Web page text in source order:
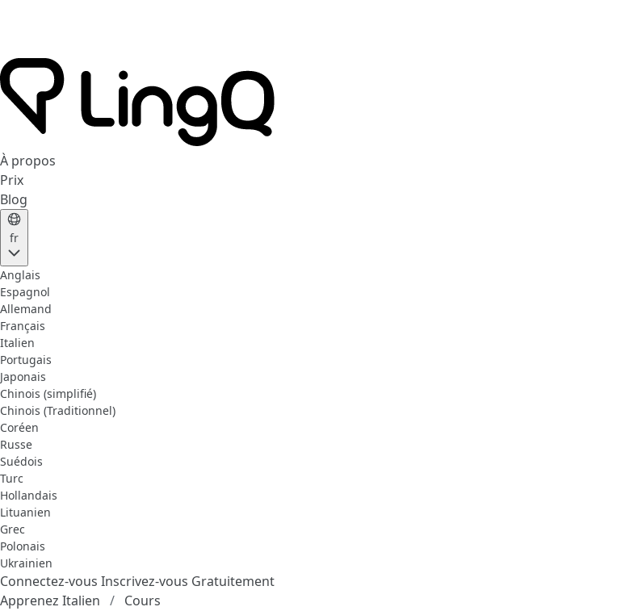
À propos
Prix
Blog
fr
Anglais
Espagnol
Allemand
Français
Italien
Portugais
Japonais
Chinois (simplifié)
Chinois (Traditionnel)
Coréen
Russe
Suédois
Turc
Hollandais
Lituanien
Grec
Polonais
Ukrainien
Connectez-vous Inscrivez-vous Gratuitement
Apprenez Italien
Cours